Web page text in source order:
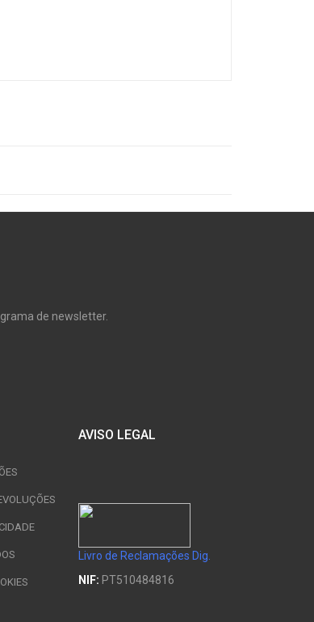
de newsletter.
AVISO LEGAL
Livro de Reclamações Dig.
NIF: PT510484816